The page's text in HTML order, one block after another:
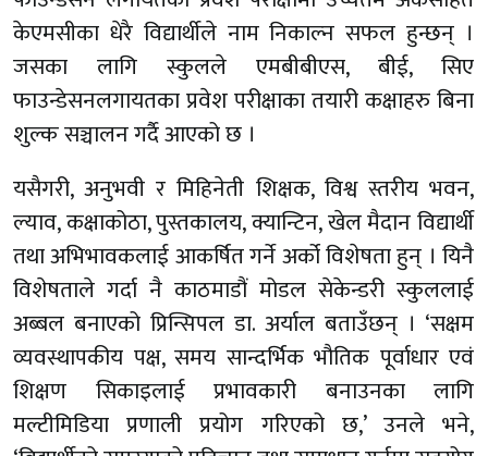
केएमसीका धेरै विद्यार्थीले नाम निकाल्न सफल हुन्छन् ।
जसका लागि स्कुलले एमबीबीएस, बीई, सिए
फाउन्डेसनलगायतका प्रवेश परीक्षाका तयारी कक्षाहरु बिना
शुल्क सञ्चालन गर्दै आएको छ ।
यसैगरी, अनुभवी र मिहिनेती शिक्षक, विश्व स्तरीय भवन,
ल्याव, कक्षाकोठा, पुस्तकालय, क्यान्टिन, खेल मैदान विद्यार्थी
तथा अभिभावकलाई आकर्षित गर्ने अर्को विशेषता हुन् । यिनै
विशेषताले गर्दा नै काठमाडौं मोडल सेकेन्डरी स्कुललाई
अब्बल बनाएको प्रिन्सिपल डा. अर्याल बताउँछन् । ‘सक्षम
व्यवस्थापकीय पक्ष, समय सान्दर्भिक भौतिक पूर्वाधार एवं
शिक्षण सिकाइलाई प्रभावकारी बनाउनका लागि
मल्टीमिडिया प्रणाली प्रयोग गरिएको छ,’ उनले भने,